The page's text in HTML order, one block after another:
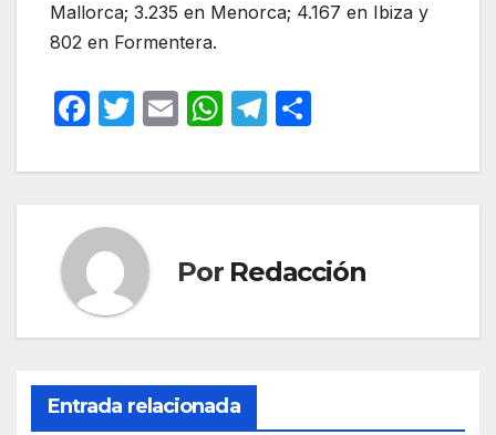
Mallorca; 3.235 en Menorca; 4.167 en Ibiza y
802 en Formentera.
F
c
b
o
o
T
itt
E
ail
W
at
p
T
e
a
m
m
ar
tir
Por Redacción
Entrada relacionada